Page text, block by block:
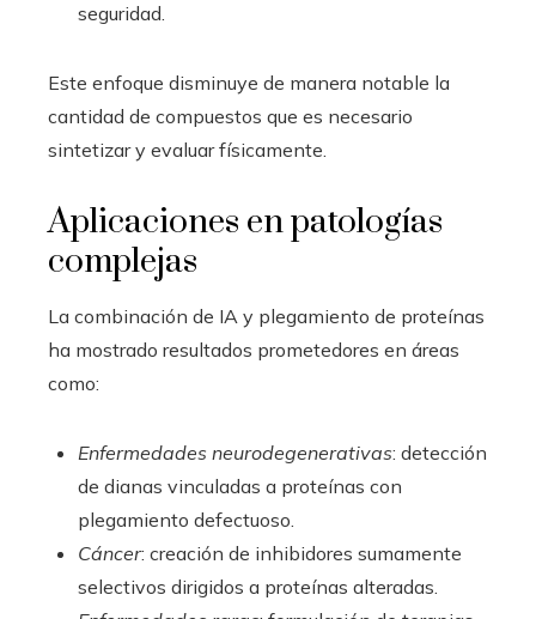
seguridad.
Este enfoque disminuye de manera notable la
cantidad de compuestos que es necesario
sintetizar y evaluar físicamente.
Aplicaciones en patologías
complejas
La combinación de IA y plegamiento de proteínas
ha mostrado resultados prometedores en áreas
como:
Enfermedades neurodegenerativas: detección
de dianas vinculadas a proteínas con
plegamiento defectuoso.
Cáncer: creación de inhibidores sumamente
selectivos dirigidos a proteínas alteradas.